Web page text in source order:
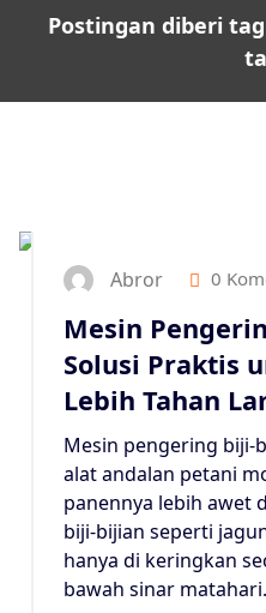
Postingan diberi
Abror 0
Mesin
Solusi Praktis
Lebih Tahan
Mesin pengering biji-
alat andalan petani
panennya lebih awet
biji-bijian seperti
hanya di keringkan
bawah sinar matahari.